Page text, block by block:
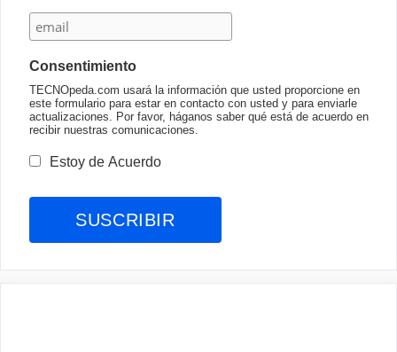
Consentimiento
TECNOpeda.com usará la información que usted proporcione en
este formulario para estar en contacto con usted y para enviarle
actualizaciones. Por favor, háganos saber qué está de acuerdo en
recibir nuestras comunicaciones.
Estoy de Acuerdo